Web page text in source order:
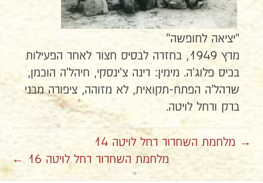
"יציאה לחופשה"
מרץ 1949, בחזרה לבסיס חצור לאחר הפעילות
בכיס פלוג'ה. מימין: רינה צ'ינסקי, חיהל'ה הוכמן,
שרהל'ה הפתח-תקואית, לא מזוהה, ציפורה מבני
ברק ורחל לויטה.
→ מלחמת השחרור רחל לויטה 14
מלחמת השחרור רחל לויטה 16 ←